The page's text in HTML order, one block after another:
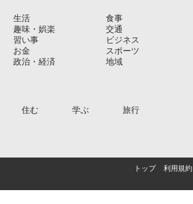
生活
食事
趣味・娯楽
交通
習い事
ビジネス
お金
スポーツ
政治・経済 地域
住む 学ぶ 旅行
トップ 利用規約